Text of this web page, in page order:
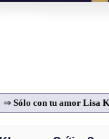
⇒ Sólo con tu amor Lisa